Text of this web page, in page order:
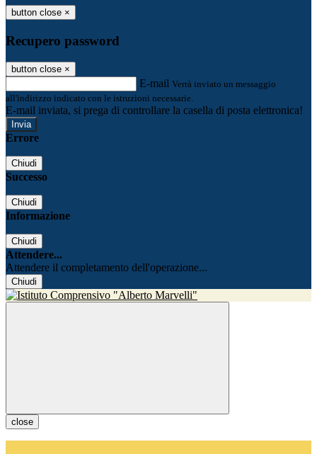
button close ×
Recupero password
button close ×
E-mail Verrà inviato un messaggio
all'indirizzo indicato con le istruzioni necessarie.
E-mail inviata, si prega di controllare la casella di posta elettronica!
Errore
Chiudi
Successo
Chiudi
Informazione
Chiudi
Attendere...
Attendere il completamento dell'operazione...
Chiudi
close